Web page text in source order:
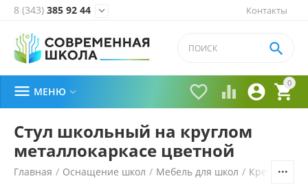
Контакты
8 (343) 385 92 44 
0


 

 МЕНЮ 
Стул школьный на круглом
металлокаркасе цветной
Главная / Оснащение школ / Мебель для школ / Кресла и